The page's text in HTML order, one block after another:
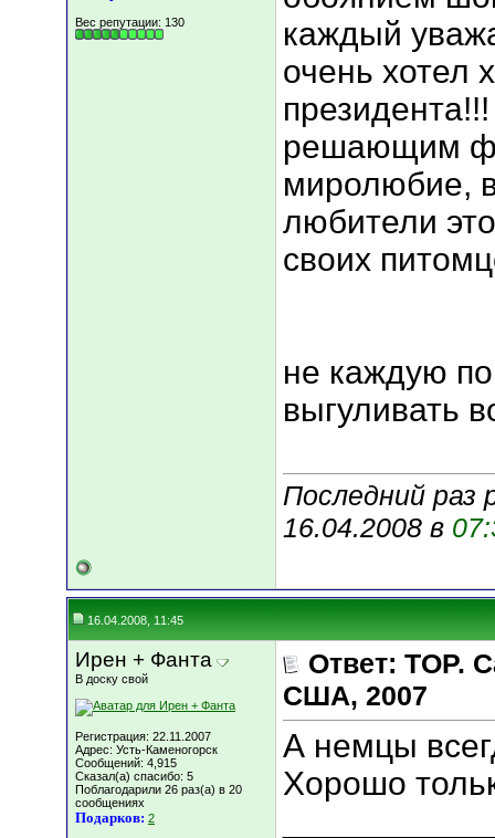
Вес репутации: 130
каждый
очень хотел
решающим
миролюбие,
любители
своих
не каждую
выгуливать
Последний раз
16.04.2008 в
16.04.2008, 11:45
Ирен + Фанта
В доску свой
Регистрация: 22.11.2007
Адрес: Усть-Каменогорск
Сообщений: 4,915
Сказал(а) спасибо: 5
Поблагодарили 26 раз(а) в 20
сообщениях
Подарков: 2
Ответ: TOP.
США, 2007
А немцы
Хорошо